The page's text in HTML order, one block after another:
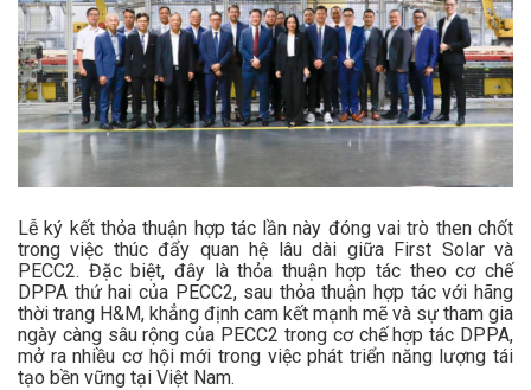
Lễ ký kết thỏa thuận hợp tác lần này đóng vai trò then chốt
trong việc thúc đẩy quan hệ lâu dài giữa First Solar và
PECC2. Đặc biệt, đây là thỏa thuận hợp tác theo cơ chế
DPPA thứ hai của PECC2, sau thỏa thuận hợp tác với hãng
thời trang H&M, khẳng định cam kết mạnh mẽ và sự tham gia
ngày càng sâu rộng của PECC2 trong cơ chế hợp tác DPPA,
mở ra nhiều cơ hội mới trong việc phát triển năng lượng tái
tạo bền vững tại Việt Nam.